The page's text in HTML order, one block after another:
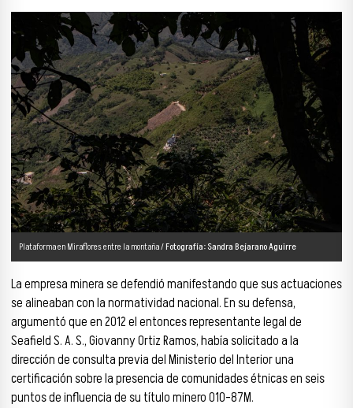
Plataforma en Miraflores entre la montaña /Fotografía: Sandra Bejarano Aguirre
La empresa minera se defendió manifestando que sus actuaciones
se alineaban con la normatividad nacional. En su defensa,
argumentó que en 2012 el entonces representante legal de
Seafield S. A. S., Giovanny Ortiz Ramos, había solicitado a la
dirección de consulta previa del Ministerio del Interior una
certificación sobre la presencia de comunidades étnicas en seis
puntos de influencia de su título minero 010-87M.